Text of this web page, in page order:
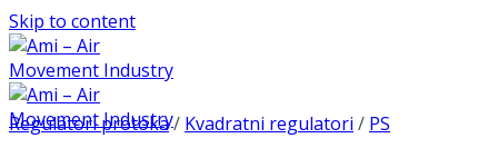
Skip to content
Regulatori protoka/ Kvadratni regulatori / PS